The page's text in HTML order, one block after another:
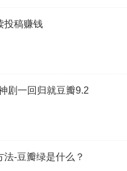
投稿赚钱
剧一回归就豆瓣9.2
法-豆瓣绿是什么？